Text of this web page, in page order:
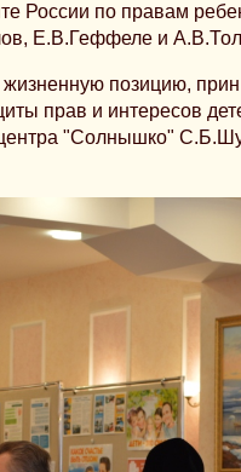
России по правам
Е.В.Геффеле и
позицию,
прав и интересов
"Солнышко"